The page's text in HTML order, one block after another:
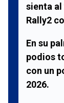
sienta al
Rally2
En su
podios
con un
2026.